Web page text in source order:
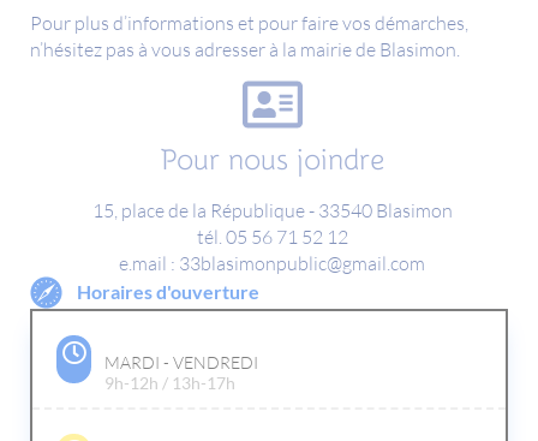
Pour plus d’informations et pour faire vos démarches,
n’hésitez pas à vous adresser à la mairie de Blasimon.
Pour nous joindre
15, place de la République - 33540 Blasimon
tél. 05 56 71 52 12
e.mail : 33blasimonpublic@gmail.com
Horaires d'ouverture
MARDI - VENDREDI
9h-12h / 13h-17h